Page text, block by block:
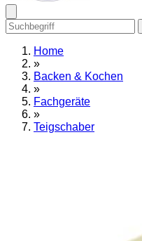
Home
»
Backen & Kochen
»
Fachgeräte
»
Teigschaber